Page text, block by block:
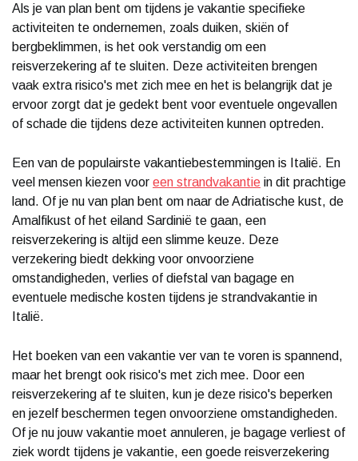
Als je van plan bent om tijdens je vakantie specifieke
activiteiten te ondernemen, zoals duiken, skiën of
bergbeklimmen, is het ook verstandig om een
reisverzekering af te sluiten. Deze activiteiten brengen
vaak extra risico's met zich mee en het is belangrijk dat je
ervoor zorgt dat je gedekt bent voor eventuele ongevallen
of schade die tijdens deze activiteiten kunnen optreden.
Een van de populairste vakantiebestemmingen is Italië. En
veel mensen kiezen voor een strandvakantie in dit prachtige
land. Of je nu van plan bent om naar de Adriatische kust, de
Amalfikust of het eiland Sardinië te gaan, een
reisverzekering is altijd een slimme keuze. Deze
verzekering biedt dekking voor onvoorziene
omstandigheden, verlies of diefstal van bagage en
eventuele medische kosten tijdens je strandvakantie in
Italië.
Het boeken van een vakantie ver van te voren is spannend,
maar het brengt ook risico's met zich mee. Door een
reisverzekering af te sluiten, kun je deze risico's beperken
en jezelf beschermen tegen onvoorziene omstandigheden.
Of je nu jouw vakantie moet annuleren, je bagage verliest of
ziek wordt tijdens je vakantie, een goede reisverzekering